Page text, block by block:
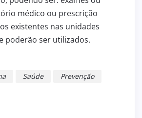
médico ou prescrição
existentes nas unidades
poderão ser utilizados.
Saúde
Prevenção